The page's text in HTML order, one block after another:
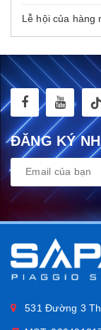
Lễ hội của hàng
ĐĂNG KÝ
531 Đường 3